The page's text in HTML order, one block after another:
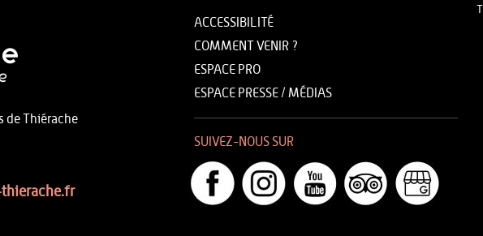
de Thiérache
ACCESSIBILITÉ
COMMENT VENIR ?
ESPACE PRO
ESPACE PRESSE / MÉDIAS
SUIVEZ-NOUS SUR